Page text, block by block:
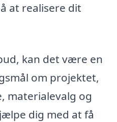
at realisere dit
kan det være en
om projektet,
materialevalg og
dig med at få